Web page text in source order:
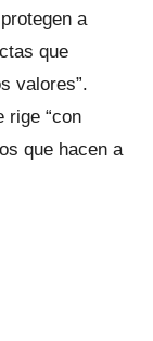
a
que
valores”.
rige “con
que hacen a